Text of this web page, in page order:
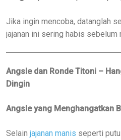
Jika ingin mencoba, datanglah
jajanan ini sering habis sebelum
Angsle dan Ronde Titoni –
Dingin
Angsle yang Menghangatkan
Selain jajanan manis seperti